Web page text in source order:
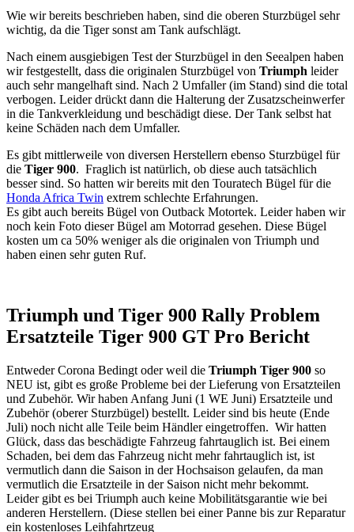
Wie wir bereits beschrieben haben, sind die oberen Sturzbügel sehr
wichtig, da die Tiger sonst am Tank aufschlägt.
Nach einem ausgiebigen Test der Sturzbügel in den Seealpen haben
wir festgestellt, dass die originalen Sturzbügel von Triumph leider
auch sehr mangelhaft sind. Nach 2 Umfaller (im Stand) sind die total
verbogen. Leider drückt dann die Halterung der Zusatzscheinwerfer
in die Tankverkleidung und beschädigt diese. Der Tank selbst hat
keine Schäden nach dem Umfaller.
Es gibt mittlerweile von diversen Herstellern ebenso Sturzbügel für
die Tiger 900. Fraglich ist natürlich, ob diese auch tatsächlich
besser sind. So hatten wir bereits mit den Touratech Bügel für die
Honda Africa Twin extrem schlechte Erfahrungen.
Es gibt auch bereits Bügel von Outback Motortek. Leider haben wir
noch kein Foto dieser Bügel am Motorrad gesehen. Diese Bügel
kosten um ca 50% weniger als die originalen von Triumph und
haben einen sehr guten Ruf.
Triumph und Tiger 900 Rally Problem
Ersatzteile Tiger 900 GT Pro Bericht
Entweder Corona Bedingt oder weil die Triumph Tiger 900 so
NEU ist, gibt es große Probleme bei der Lieferung von Ersatzteilen
und Zubehör. Wir haben Anfang Juni (1 WE Juni) Ersatzteile und
Zubehör (oberer Sturzbügel) bestellt. Leider sind bis heute (Ende
Juli) noch nicht alle Teile beim Händler eingetroffen. Wir hatten
Glück, dass das beschädigte Fahrzeug fahrtauglich ist. Bei einem
Schaden, bei dem das Fahrzeug nicht mehr fahrtauglich ist, ist
vermutlich dann die Saison in der Hochsaison gelaufen, da man
vermutlich die Ersatzteile in der Saison nicht mehr bekommt.
Leider gibt es bei Triumph auch keine Mobilitätsgarantie wie bei
anderen Herstellern. (Diese stellen bei einer Panne bis zur Reparatur
ein kostenloses Leihfahrtzeug